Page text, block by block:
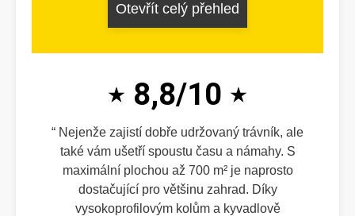
Otevřít celý přehled
8,8/10
Nejenže zajistí dobře udržovaný trávník, ale
také vám ušetří spoustu času a námahy. S
maximální plochou až 700 m² je naprosto
dostačující pro většinu zahrad. Díky
vysokoprofilovým kolům a kyvadlově